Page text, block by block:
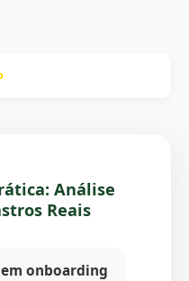
Análise
Reais
onboarding